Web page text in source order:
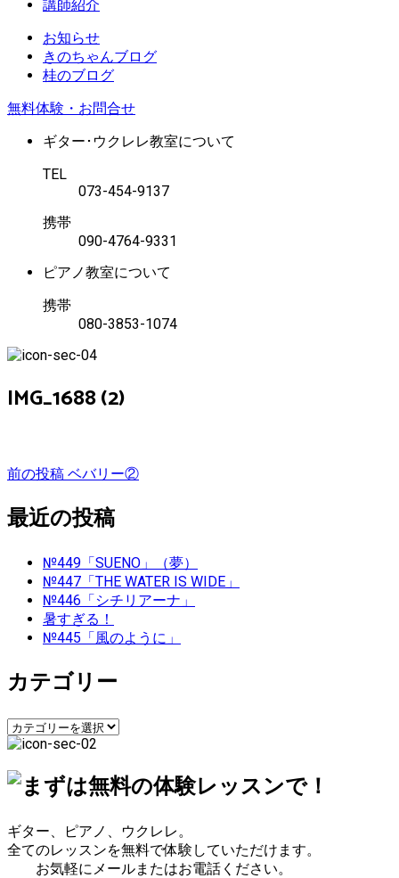
講師紹介
お知らせ
きのちゃんブログ
桂のブログ
無料体験・お問合せ
ギター･ウクレレ教室について
TEL
073-454-9137
携帯
090-4764-9331
ピアノ教室について
携帯
080-3853-1074
IMG_1688 (2)
投
稿
ナ
ビ
ゲ
シ
ョ
ン
前の投稿 ベバリー②
最近の投稿
№449「SUENO」（夢）
№447「THE WATER IS WIDE」
№446「シチリアーナ」
暑すぎる！
№445「風のように」
カテゴリー
カ
テ
リ
ギター、ピアノ、ウクレレ。
全てのレッスンを無料で体験していただけます。
お気軽にメールまたはお電話ください。